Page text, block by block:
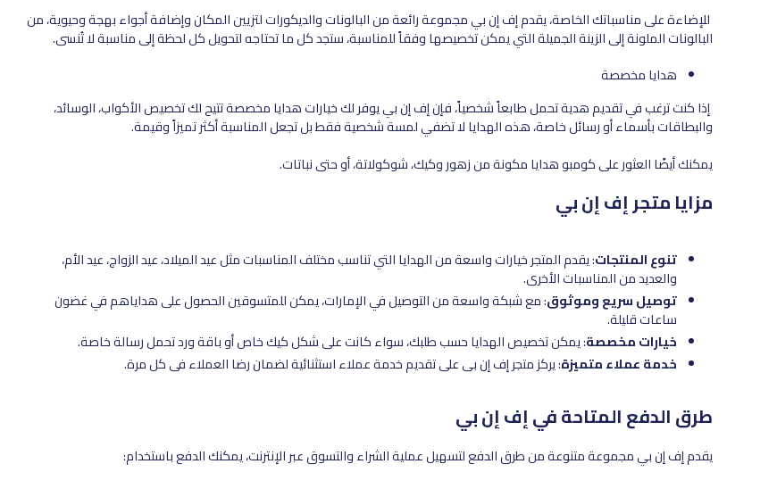
للإضاءة على مناسباتك الخاصة، يقدم إف إن بي مجموعة رائعة من البالونات والديكورات لتزيين المكان وإضافة أجواء بهجة وحيوية، من
البالونات الملونة إلى الزينة الجميلة التي يمكن تخصيصها وفقاً للمناسبة، ستجد كل ما تحتاجه لتحويل كل لحظة إلى مناسبة لا تُنسى.
هدايا مخصصة
إذا كنت ترغب في تقديم هدية تحمل طابعاً شخصياً، فإن إف إن بي يوفر لك خيارات هدايا مخصصة تتيح لك تخصيص الأكواب، الوسائد،
والبطاقات بأسماء أو رسائل خاصة، هذه الهدايا لا تضفي لمسة شخصية فقط بل تجعل المناسبة أكثر تميزاً وقيمة.
يمكنك أيضًا العثور على كومبو هدايا مكونة من زهور وكيك، شوكولاتة، أو حتى نباتات.
مزايا متجر إف إن بي
تنوع المنتجات: يقدم المتجر خيارات واسعة من الهدايا التي تناسب مختلف المناسبات مثل عيد الميلاد، عيد الزواج، عيد الأم،
والعديد من المناسبات الأخرى.
توصيل سريع وموثوق: مع شبكة واسعة من التوصيل في الإمارات، يمكن للمتسوقين الحصول على هداياهم في غضون
ساعات قليلة.
خيارات مخصصة: يمكن تخصيص الهدايا حسب طلبك، سواء كانت على شكل كيك خاص أو باقة ورد تحمل رسالة خاصة.
خدمة عملاء متميزة: يركز متجر إف إن بي على تقديم خدمة عملاء استثنائية لضمان رضا العملاء في كل مرة.
طرق الدفع المتاحة في إف إن بي
يقدم إف إن بي مجموعة متنوعة من طرق الدفع لتسهيل عملية الشراء والتسوق عبر الإنترنت، يمكنك الدفع باستخدام: